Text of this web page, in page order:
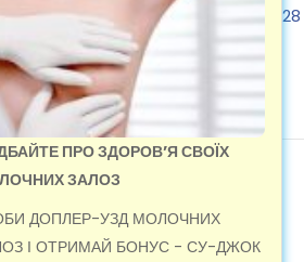
В:(067) 884-17-71 |(095) 603-51-28
МЦ-Велес 2019
ПРО ЗДОРОВ’Я СВОЇХ
ЗАЛОЗ
ДОПЛЕР-УЗД МОЛОЧНИХ
І ОТРИМАЙ БОНУС - СУ-ДЖОК